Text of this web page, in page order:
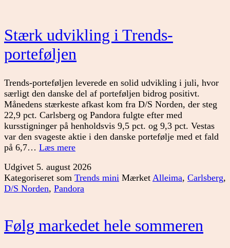
Stærk udvikling i Trends-
porteføljen
Trends-porteføljen leverede en solid udvikling i juli, hvor
særligt den danske del af porteføljen bidrog positivt.
Månedens stærkeste afkast kom fra D/S Norden, der steg
22,9 pct. Carlsberg og Pandora fulgte efter med
kursstigninger på henholdsvis 9,5 pct. og 9,3 pct. Vestas
var den svageste aktie i den danske portefølje med et fald
på 6,7… Læs mereStærk
i
Trends-
porteføljen
Udgivet 5. august 2026
Kategoriseret som Trends mini Mærket Alleima, Carlsberg,
D/S Norden, Pandora
Følg markedet hele sommeren